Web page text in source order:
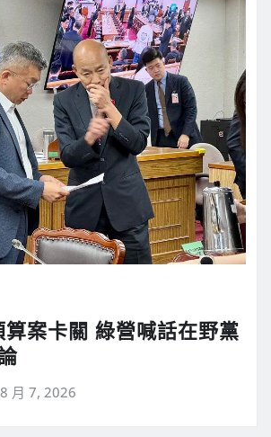
算案卡關 綠營喊話在野黨
8 月 7, 2026